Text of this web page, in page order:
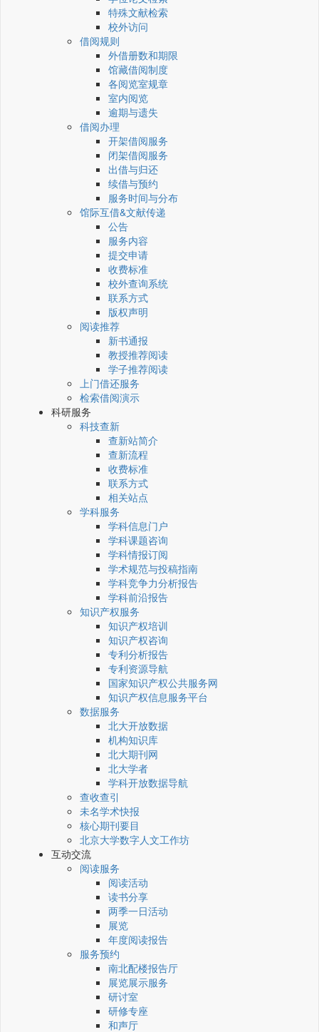
特殊文献检索
校外访问
借阅规则
外借册数和期限
馆藏借阅制度
各阅览室规章
室内阅览
逾期与遗失
借阅办理
开架借阅服务
闭架借阅服务
出借与归还
续借与预约
服务时间与分布
馆际互借&文献传递
公告
服务内容
提交申请
收费标准
校外查询系统
联系方式
版权声明
阅读推荐
新书通报
教授推荐阅读
学子推荐阅读
上门借还服务
检索借阅演示
科研服务
科技查新
查新站简介
查新流程
收费标准
联系方式
相关站点
学科服务
学科信息门户
学科课题咨询
学科情报订阅
学术规范与投稿指南
学科竞争力分析报告
学科前沿报告
知识产权服务
知识产权培训
知识产权咨询
专利分析报告
专利资源导航
国家知识产权公共服务网
知识产权信息服务平台
数据服务
北大开放数据
机构知识库
北大期刊网
北大学者
学科开放数据导航
查收查引
未名学术快报
核心期刊要目
北京大学数字人文工作坊
互动交流
阅读服务
阅读活动
读书分享
两季一日活动
展览
年度阅读报告
服务预约
南北配楼报告厅
展览展示服务
研讨室
研修专座
和声厅